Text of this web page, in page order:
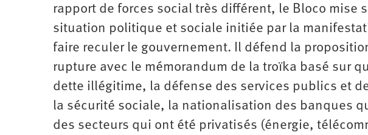
rapport de forces social très différent, le Bloco mise
situation politique et sociale initiée par la
faire reculer le gouvernement. Il défend la
rupture avec le mémorandum de la troïka basé sur
dette illégitime, la défense des services publics et
la sécurité sociale, la nationalisation des banques
des secteurs qui ont été privatisés (énergie,